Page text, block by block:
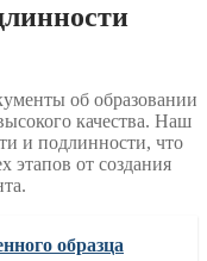
об образовании
качества. Наш
и подлинности, что
этапов от создания
образца